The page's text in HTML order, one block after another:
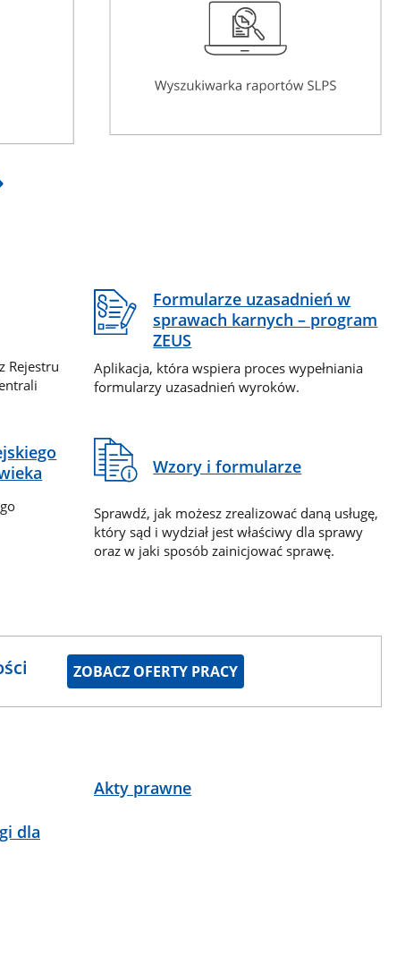
Rejestru
Formularze uzasadnień w
sprawach karnych – program
ZEUS
Aplikacja, która wspiera proces wypełniania
formularzy uzasadnień wyroków.
Wzory i formularze
Sprawdź, jak możesz zrealizować daną usługę,
który sąd i wydział jest właściwy dla sprawy
oraz w jaki sposób zainicjować sprawę.
ZOBACZ OFERTY PRACY
Akty prawne
dla